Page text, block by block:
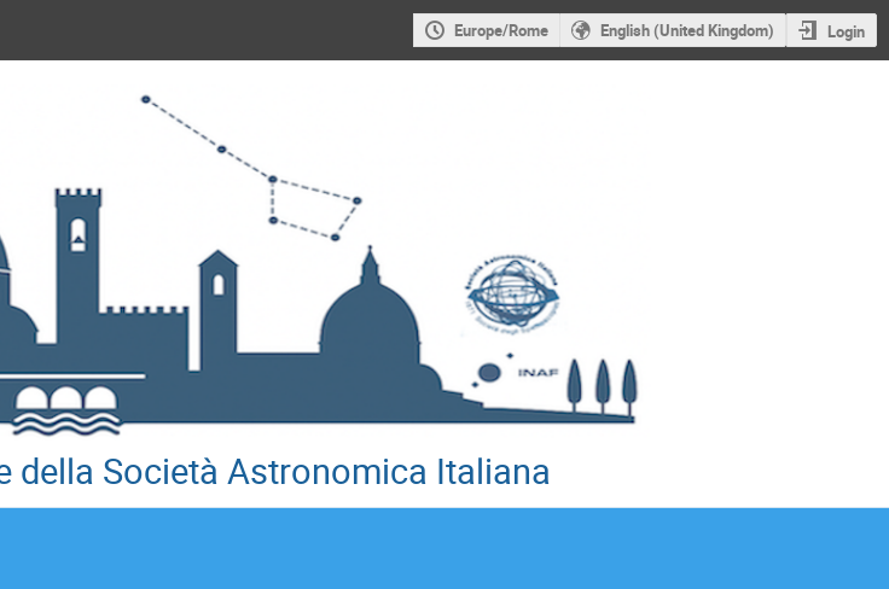
Europe/Rome English (United Kingdom) Login
della Società Astronomica Italiana